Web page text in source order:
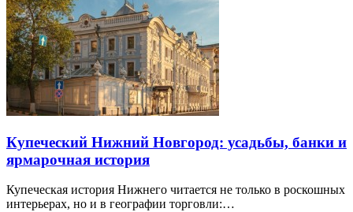
Купеческий Нижний Новгород: усадьбы, банки и
ярмарочная история
Купеческая история Нижнего читается не только в роскошных
интерьерах, но и в географии торговли:…